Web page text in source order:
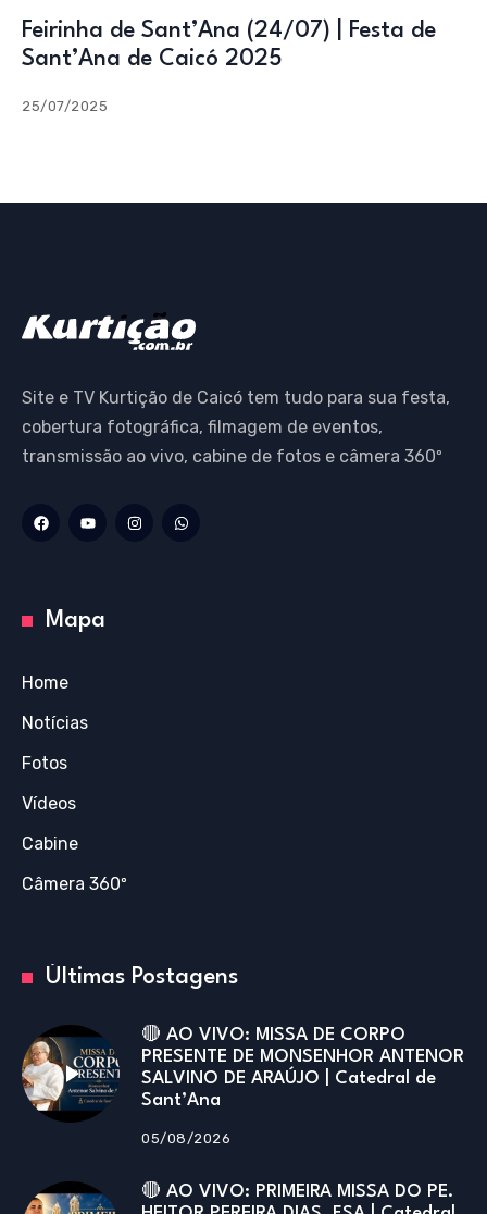
Feirinha de Sant’Ana (24/07) | Festa de
Sant’Ana de Caicó 2025
25/07/2025
Site e TV Kurtição de Caicó tem tudo para sua festa,
cobertura fotográfica, filmagem de eventos,
transmissão ao vivo, cabine de fotos e câmera 360º
Mapa
Home
Notícias
Fotos
Vídeos
Cabine
Câmera 360º
Últimas Postagens
🔴 AO VIVO: MISSA DE CORPO
PRESENTE DE MONSENHOR ANTENOR
SALVINO DE ARAÚJO | Catedral de
Sant’Ana
05/08/2026
🔴 AO VIVO: PRIMEIRA MISSA DO PE.